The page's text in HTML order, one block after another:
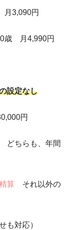
3,090円
歳 月4,990円
設定なし
円
どちらも、年間
算 それ以外の
も対応）